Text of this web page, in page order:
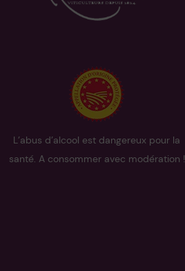
L’abus d’alcool est dangereux pour la
santé. A consommer avec modération !